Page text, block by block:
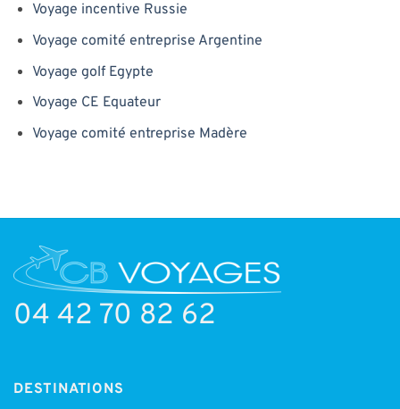
Voyage incentive Russie
Voyage comité entreprise Argentine
Voyage golf Egypte
Voyage CE Equateur
Voyage comité entreprise Madère
04 42 70 82 62
DESTINATIONS